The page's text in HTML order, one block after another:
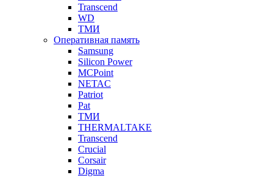
Transcend
WD
ТМИ
Оперативная память
Samsung
Silicon Power
MCPoint
NETAC
Patriot
Pat
ТМИ
THERMALTAKE
Transcend
Crucial
Corsair
Digma